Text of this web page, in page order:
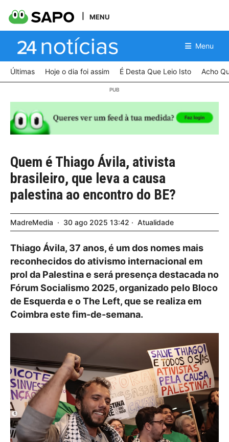
MENU
Menu
Últimas Hoje o dia foi assim É Desta Que Leio Isto Acho
Quem é Thiago Ávila, ativista
brasileiro, que leva a causa
palestina ao encontro do BE?
MadreMedia 30 ago 2025 13:42 Atualidade
Thiago Ávila, 37 anos, é um dos nomes mais
reconhecidos do ativismo internacional em
prol da Palestina e será presença destacada no
Fórum Socialismo 2025, organizado pelo Bloco
de Esquerda e o The Left, que se realiza em
Coimbra este fim-de-semana.